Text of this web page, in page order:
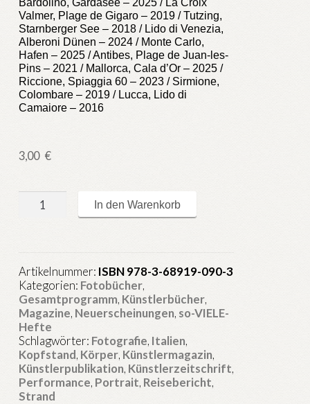
Valmer, Plage de Gigaro – 2019 / Tutzing,
Starnberger See – 2018 / Lido di Venezia,
Alberoni Dünen – 2024 / Monte Carlo,
Hafen – 2025 / Antibes, Plage de Juan-les-
Pins – 2021 / Mallorca, Cala d’Or – 2025 /
Riccione, Spiaggia 60 – 2023 / Sirmione,
Colombare – 2019 / Lucca, Lido di
Camaiore – 2016
3,00 €
weltverkehrt
Menge
In den Warenkorb
Artikelnummer: ISBN 978-3-68919-090-3
Kategorien: Fotobücher,
Gesamtprogramm, Künstlerbücher,
Magazine, Neuerscheinungen, so-VIELE-
Hefte
Schlagwörter: Fotografie, Italien,
Kopfstand, Körper, Künstlermagazin,
Künstlerpublikation, Künstlerzeitschrift,
Performance, Portrait, Reisebericht,
Strand